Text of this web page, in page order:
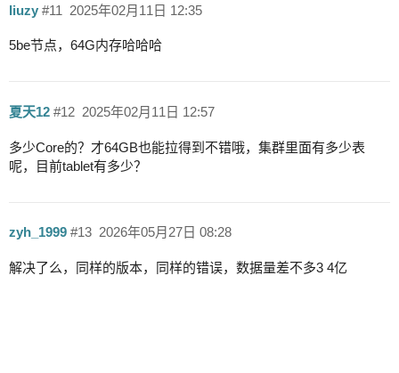
liuzy 2025年02月11日 12:35
#11
5be节点，64G内存哈哈哈
夏天12 2025年02月11日 12:57
#12
多少Core的？才64GB也能拉得到不错哦，集群里面有多少表
呢，目前tablet有多少？
zyh_1999 2026年05月27日 08:28
#13
解决了么，同样的版本，同样的错误，数据量差不多3 4亿